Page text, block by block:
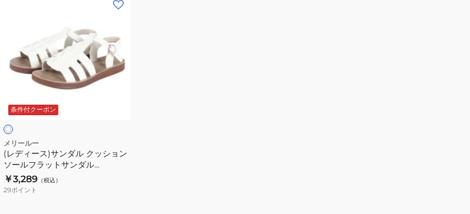
ス)
サ
ル
ク
ッ
シ
ョ
ン
条件付クーポン
メリールー
(レディース)サンダル クッション
ソールフラットサンダル
6352WHITE
￥3,289 （税込）
29ポイント